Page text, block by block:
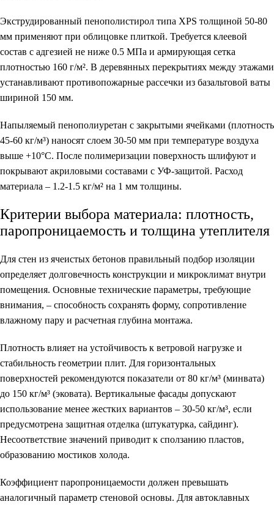
Экструдированный пенополистирол типа XPS толщиной 50-80
мм применяют при облицовке плиткой. Требуется клеевой
состав с адгезией не ниже 0.5 МПа и армирующая сетка
плотностью 160 г/м². В деревянных перекрытиях между этажами
устанавливают противопожарные рассечки из базальтовой ваты
шириной 150 мм.
Напыляемый пенополиуретан с закрытыми ячейками (плотность
45-60 кг/м³) наносят слоем 30-50 мм при температуре воздуха
выше +10°C. После полимеризации поверхность шлифуют и
покрывают акриловыми составами с УФ-защитой. Расход
материала – 1.2-1.5 кг/м² на 1 мм толщины.
Критерии выбора материала: плотность,
паропроницаемость и толщина утеплителя
Для стен из ячеистых бетонов правильный подбор изоляции
определяет долговечность конструкции и микроклимат внутри
помещения. Основные технические параметры, требующие
внимания, – способность сохранять форму, сопротивление
влажному пару и расчетная глубина монтажа.
Плотность влияет на устойчивость к ветровой нагрузке и
стабильность геометрии плит. Для горизонтальных
поверхностей рекомендуются показатели от 80 кг/м³ (минвата)
до 150 кг/м³ (эковата). Вертикальные фасады допускают
использование менее жестких вариантов – 30-50 кг/м³, если
предусмотрена защитная отделка (штукатурка, сайдинг).
Несоответствие значений приводит к сползанию пластов,
образованию мостиков холода.
Коэффициент паропроницаемости должен превышать
аналогичный параметр стеновой основы. Для автоклавных